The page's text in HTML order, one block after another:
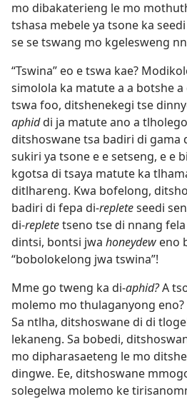
mo dibakaterieng le mo
tshasa mebele ya tsone ka
se se tswang mo kgelesweng
“Tswina” eo e tswa kae?
simolola ka matute a a botshe
tswa foo, ditshenekegi tse
aphiddi ja matute ano a
ditshoswane tsa badiri di gama
sukiri ya tsone e e setseng, e e
kgotsa di tsaya matute ka
ditlhareng. Kwa bofelong,
badiri di fepa di-repleteseedi
di-repletetseno tse di nnang
dintsi, bontsi jwa honeydew eno
“bobolokelong jwa tswina”!
Mme go tweng ka di-aphid?A
molemo mo thulaganyong
Sa ntlha, ditshoswane di di
lekaneng. Sa bobedi,
mo dipharasaeteng le mo
dingwe. Ee, ditshoswane
solegelwa molemo ke